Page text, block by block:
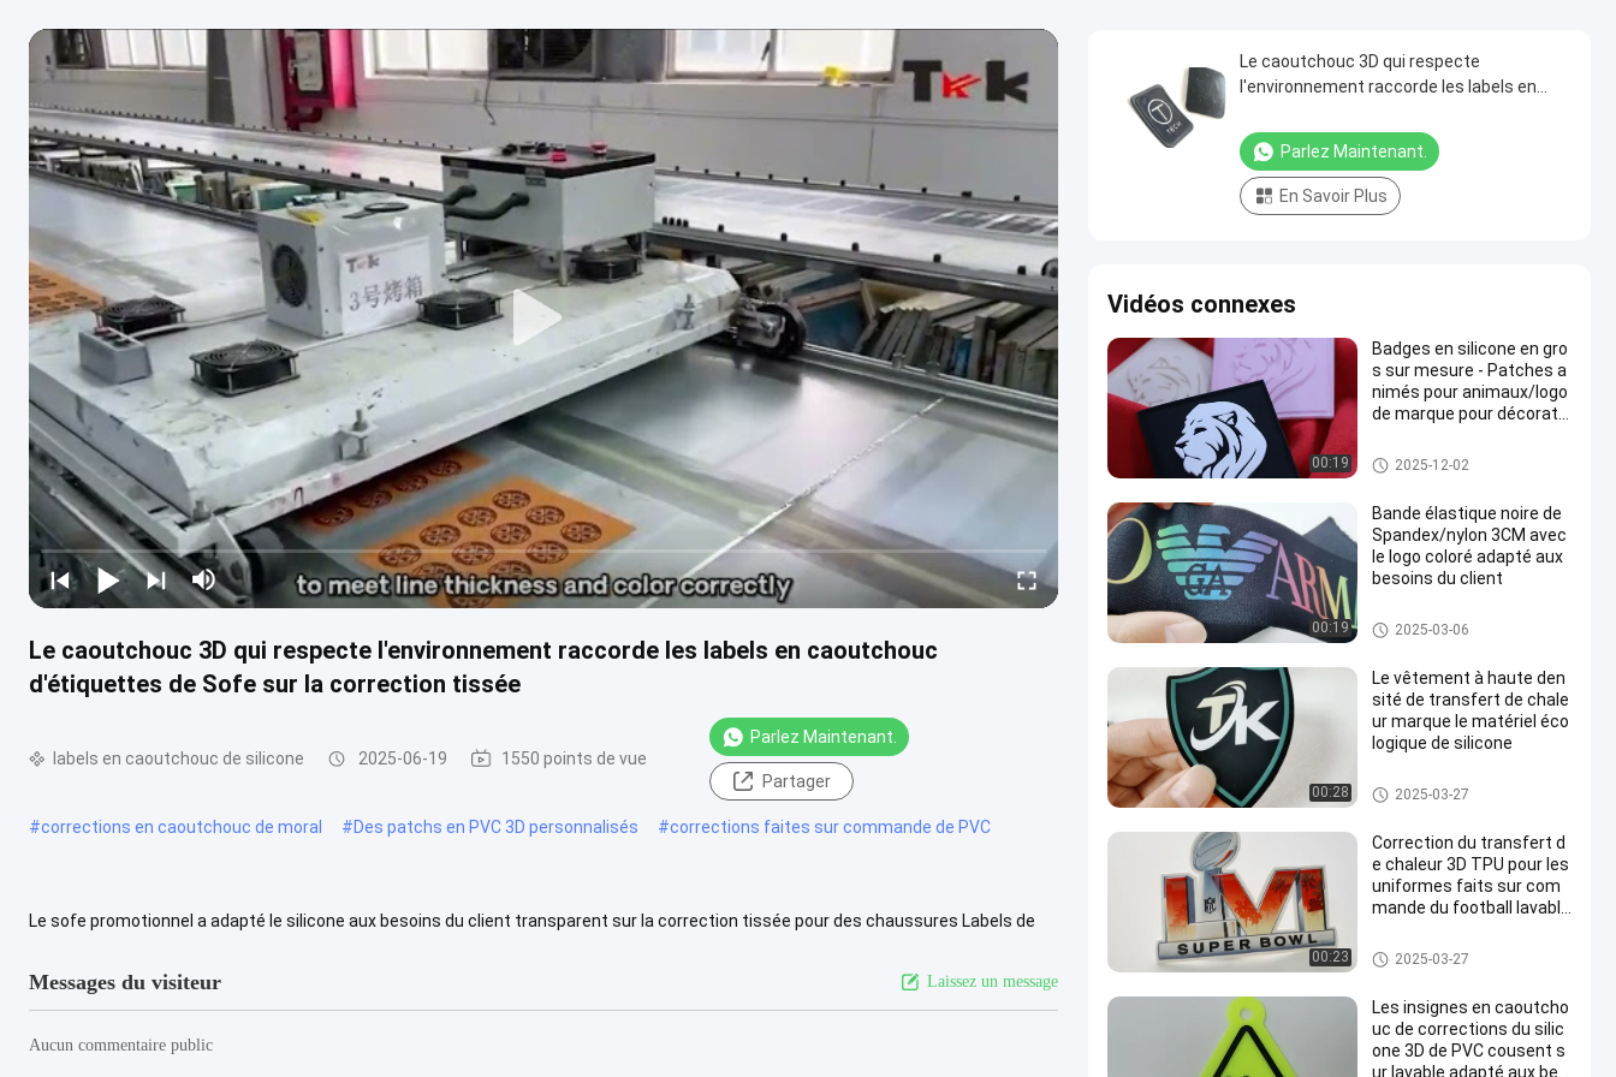
Le caoutchouc 3D qui respecte l'environnement raccorde les labels en caoutchouc
d'étiquettes de Sofe sur la correction tissée
labels en caoutchouc de silicone 2025-06-19 1550 points de vue
Parlez Maintenant.
Partager
#corrections en caoutchouc de moral #Des patchs en PVC 3D personnalisés #corrections faites sur commande de PVC
Le sofe promotionnel a adapté le silicone aux besoins du client transparent sur la correction tissée pour des chaussures Labels de
Messages du visiteur Laissez un message
Aucun commentaire public
Le caoutchouc 3D qui respecte
l'environnement raccorde les labels en
correction tissée
Parlez Maintenant.
En Savoir Plus
Vidéos connexes
00:19
Badges en silicone en gro
s sur mesure - Patches a
nimés pour animaux/logo
de marque pour décoratio
s de vêtements
labels en caoutchouc de silico
ne
2025-12-02
00:19
Bande élastique noire de
Spandex/nylon 3CM avec
le logo coloré adapté aux
besoins du client
Tape à bande
2025-03-06
00:28
Le vêtement à haute den
sité de transfert de chale
ur marque le matériel éco
logique de silicone
Labels d'habillement de transf
ert de chaleur
2025-03-27
00:23
Correction du transfert d
e chaleur 3D TPU pour les
uniformes faits sur com
mande du football lavable
Corrections faites sur comma
nde d'habillement
2025-03-27
Les insignes en caoutcho
uc de corrections du silic
one 3D de PVC cousent s
ur lavable adapté aux bes